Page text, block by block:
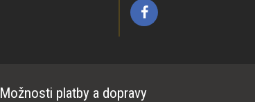
Možnosti platby a dopravy